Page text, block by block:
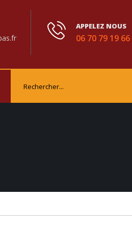
APPELEZ NOUS
06 70 79 19 66